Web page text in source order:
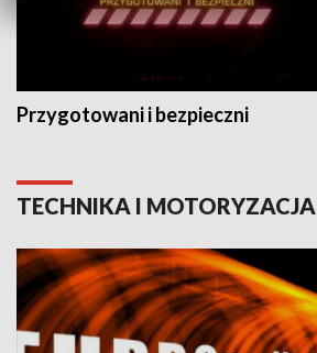
Przygotowani i bezpieczni
TECHNIKA I MOTORYZACJA